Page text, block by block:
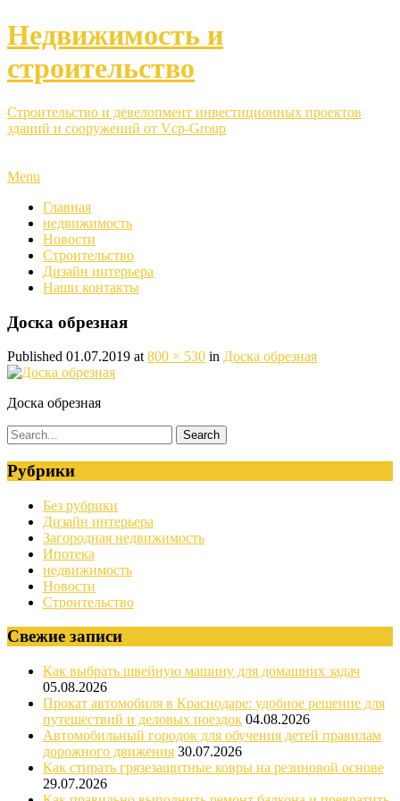
Недвижимость и
строительство
Строительство и девелопмент инвестиционных проектов
зданий и сооружений от Vcp-Group
Menu
Главная
недвижимость
Новости
Строительство
Дизайн интерьера
Наши контакты
Доска обрезная
Published 01.07.2019 at 800 × 530 in Доска обрезная
Доска обрезная
Рубрики
Без рубрики
Дизайн интерьера
Загородная недвижимость
Ипотека
недвижимость
Новости
Строительство
Свежие записи
Как выбрать швейную машину для домашних задач
05.08.2026
Прокат автомобиля в Краснодаре: удобное решение для
путешествий и деловых поездок 04.08.2026
Автомобильный городок для обучения детей правилам
дорожного движения 30.07.2026
Как стирать грязезащитные ковры на резиновой основе
29.07.2026